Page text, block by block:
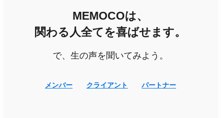
MEMOCOは、
関わる人全てを喜ばせます。
で、生の声を聞いてみよう。
メンバー クライアント パートナー